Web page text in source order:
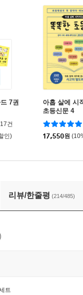
7권
건
인)
아홉 살에 시
초등신문 4
17,550원
리뷰/한줄평 (214/485)
트